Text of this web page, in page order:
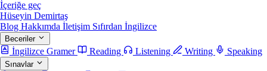
İçeriğe geç
Hüseyin Demirtaş
Blog Hakkımda İletişim Sıfırdan İngilizce
Beceriler
İngilizce Gramer Reading Listening Writing Speaking
Sınavlar